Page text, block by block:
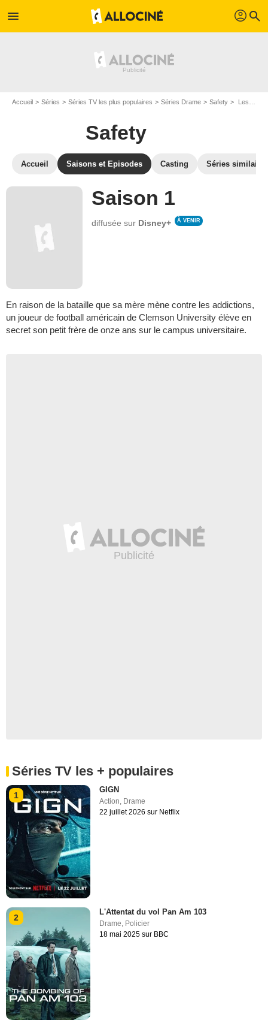
menu profil search
Accueil Séries Séries TV les plus populaires Séries Drame Safety Les saisons de Safety
Safety
Accueil Saisons et Episodes Casting Séries similaires
Saison 1
diffusée sur Disney+ À VENIR
En raison de la bataille que sa mère mène contre les addictions,
un joueur de football américain de Clemson University élève en
secret son petit frère de onze ans sur le campus universitaire.
Séries TV les + populaires
1
GIGN
Action, Drame
22 juillet 2026 sur Netflix
2
L'Attentat du vol Pan Am 103
Drame Policier
18 mai 2025 sur BBC